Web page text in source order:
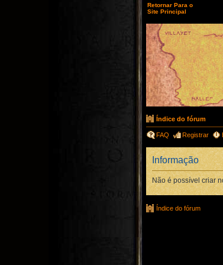
Retornar Para o
Site Principal
Índice do fórum
FAQ Registrar
Informação
Não é possível criar
Índice do fórum